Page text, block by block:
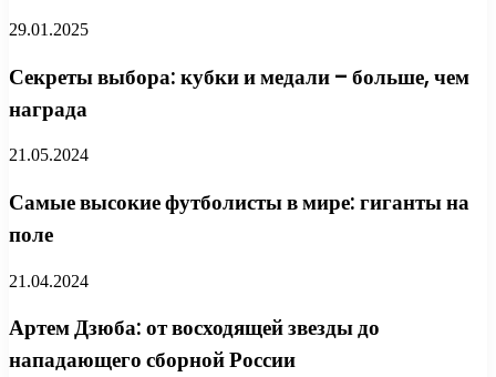
29.01.2025
Секреты выбора: кубки и медали – больше, чем
награда
21.05.2024
Самые высокие футболисты в мире: гиганты на
поле
21.04.2024
Артем Дзюба: от восходящей звезды до
нападающего сборной России